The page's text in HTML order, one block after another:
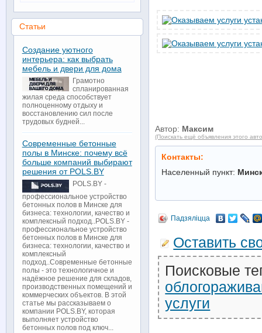
Автор: Максим
(Поискать ещё объявления этого
Контакты:
Населенный пункт:
Падзяліцца
Оставить
Поисковые
услуги
Статьи
Создание уютного
интерьера: как выбрать
мебель и двери для дома
Грамотно
спланированная
жилая среда способствует
полноценному отдыху и
восстановлению сил после
трудовых будней...
Современные бетонные
полы в Минске: почему всё
больше компаний выбирают
решения от POLS.BY
POLS.BY -
профессиональное устройство
бетонных полов в Минске для
бизнеса: технологии, качество и
комплексный подход..POLS.BY -
профессиональное устройство
бетонных полов в Минске для
бизнеса: технологии, качество и
комплексный
подход..Современные бетонные
полы - это технологичное и
надёжное решение для складов,
производственных помещений и
коммерческих объектов. В этой
статье мы рассказываем о
компании POLS.BY, которая
выполняет устройство
бетонных полов под ключ...